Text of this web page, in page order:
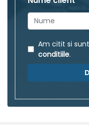
Am citit si
conditiile.